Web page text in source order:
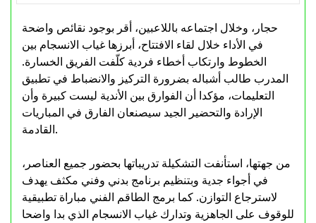
حجار، وخلال اجتماعه باللاعبين، أقر بوجود نقائص واضحة
في الأداء خلال لقاء الافتتاح، أبرزها غياب الانسجام بين
الخطوط وارتكاب أخطاء فردية كلّفت الفريق الخسارة.
المدرب طالب أشباله بضرورة التركيز والانضباط في تطبيق
التعليمات، مؤكدا أن الفوارق بين الأندية ليست كبيرة وأن
الإرادة والتحضير الجيد سيصنعان الفارق في المباريات
القادمة.
من جهتها، استأنفت التشكيلة تدريباتها بحضور جميع العناصر،
في أجواء جدية وبتنظيم برنامج بدني وفني مكثف يهدف
لاسترجاع التوازن. كما برمج الطاقم الفني مباراة تطبيقية
للوقوف على الجاهزية وتدارك غياب الانسجام الذي بدا واضحا